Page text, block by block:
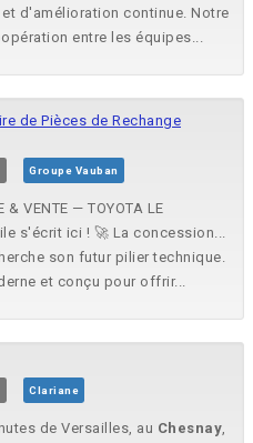
d'amélioration continue. Notre
entre les équipes...
de Pièces de Rechange
Groupe Vauban
& VENTE — TOYOTA LE
s'écrit ici ! 🚀 La concession...
son futur pilier technique.
et conçu pour offrir...
Clariane
de Versailles, au Chesnay,